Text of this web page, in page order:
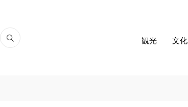
観光 文化